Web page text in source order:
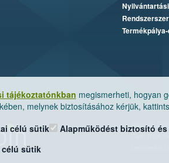
tájékoztatónkban megismerheti, hogyan
melynek biztosításához kérjük,
célú sütik
sütik
Alapműködést biztosító
Nemzeti